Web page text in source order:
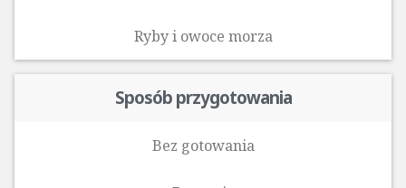
Ryby i owoce morza‎
Sposób przygotowania
Bez gotowania